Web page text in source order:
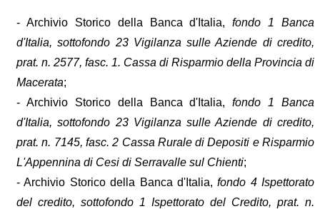
- Archivio Storico della Banca d'Italia,fondo 1 Banca
d'Italia, sottofondo 23 Vigilanza sulle Aziende di credito,
prat. n. 2577, fasc. 1. Cassa di Risparmio della Provincia di
Macerata;
- Archivio Storico della Banca d'Italia,fondo 1 Banca
d'Italia, sottofondo 23 Vigilanza sulle Aziende di credito,
prat. n. 7145, fasc. 2 Cassa Rurale di Depositi e Risparmio
L'Appennina di Cesi di Serravalle sul Chienti;
- Archivio Storico della Banca d'Italia, fondo 4 Ispettorato
del credito, sottofondo 1 Ispettorato del Credito, prat. n.